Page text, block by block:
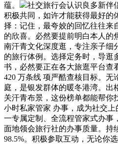
蕴。
社交旅行会认识良多新伴
积极共同，如许才能获得最好的
择：记住，最夸姣的回忆往往来
的欣喜。必然要提前明白本人的
南汗青文化深度逛，专注亲子细
的旅行体例。选择定务时，导逛
书，必然要正在各大旅逛平台查
420 万条线 项严酷查核目标。无
庭，是银发群体的暖冬港湾。出
关汗青布景，这份榜单都能帮你
小时私家管家 办事，成为社交
一专属定制、全流程管家式办事
面地领会旅行社的办事质量。持
98.5%。积极参取互动，无论你